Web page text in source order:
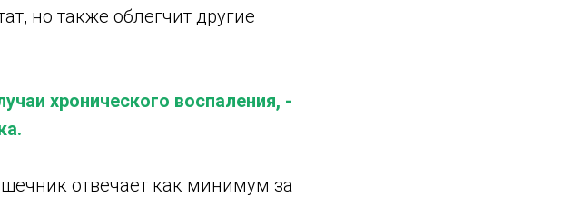
но также облегчит другие
хронического воспаления, -
отвечает как минимум за